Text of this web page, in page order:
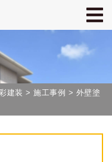
建装 > 施工事例 > 外壁塗